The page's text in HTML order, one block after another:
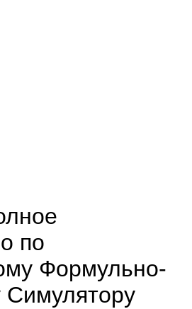
по
Формульно-